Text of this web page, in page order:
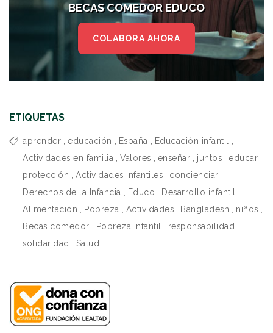
BECAS COMEDOR EDUCO
COLABORA AHORA
ETIQUETAS
aprender educación España Educación infantil
Actividades en familia
Valores enseñar juntos educar
protección
Actividades infantiles concienciar
Derechos de la Infancia
Educo Desarrollo infantil
Alimentación
Pobreza Actividades Bangladesh niños
Becas comedor
Pobreza infantil responsabilidad
solidaridad
Salud